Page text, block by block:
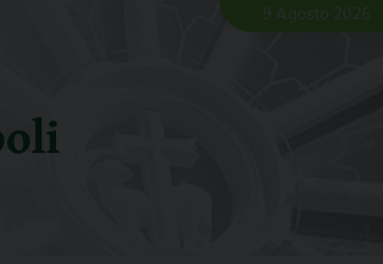
9 Agosto 2026